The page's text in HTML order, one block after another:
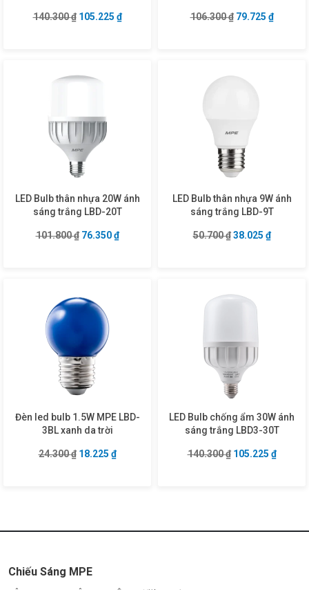
140.300₫ Giá gốc là: 140.300 ₫.
105.225 ₫Giá hiện tại là: 105.225 ₫.
106.300₫ Giá gốc là:
79.725 ₫Giá
LED Bulb thân nhựa 20W ánh
sáng trắng LBD-20T
101.800₫ Giá gốc là: 101.800 ₫.
76.350₫Giá hiện tại là: 76.350 ₫.
LED Bulb thân nhựa 9W ánh
sáng trắng LBD-9T
50.700₫ Giá gốc là:
38.025 ₫Giá hiện
Đèn led bulb 1.5W MPE LBD-
3BL xanh da trời
24.300₫ Giá gốc là: 24.300 ₫.
18.225 ₫Giá hiện tại là: 18.225 ₫.
LED Bulb chống ẩm 30W ánh
sáng trắng LBD3-30T
140.300₫ Giá gốc là:
105.225 ₫Giá
Chiếu Sáng MPE